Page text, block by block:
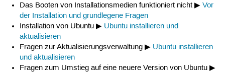
Das Booten von Installationsmedien funktioniert nicht ▶Vor
der Installation und grundlegene Fragen
Installation von Ubuntu ▶ Ubuntu installieren und
aktualisieren
Fragen zur Aktualisierungsverwaltung ▶ Ubuntu installieren
und aktualisieren
Fragen zum Umstieg auf eine neuere Version von Ubuntu ▶